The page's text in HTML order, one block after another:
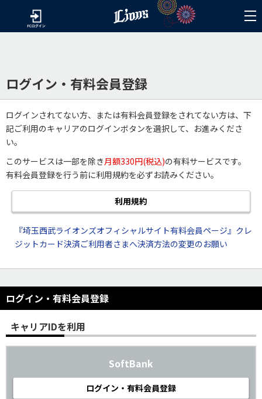
ログイン・有料会員登録
ログインされてない方、または有料会員登録をされてない方は、下
記ご利用のキャリアのログインボタンを選択して、お進みくださ
い。
このサービスは一部を除き月額330円(税込)の有料サービスです。
有料会員登録を行う前に利用規約を必ずお読みください。
利用規約
『埼玉西武ライオンズオフィシャルサイト有料会員ページ』クレ
ジットカード決済ご利用者さまへ決済方法の変更のお願い
ログイン・有料会員登録
キャリアIDを利用
SoftBank
ログイン・有料会員登録